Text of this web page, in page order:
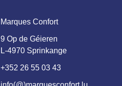
Marques Confort
9 Op de Géieren
L-4970 Sprinkange
+352 26 55 03 43